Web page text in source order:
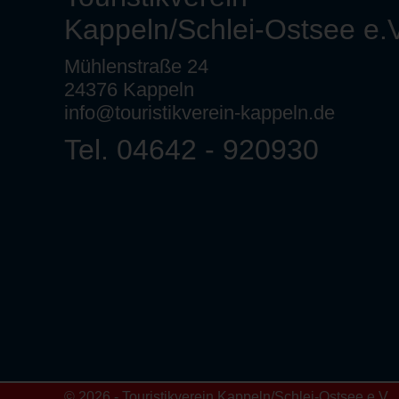
Kappeln/Schlei-Ostsee
Mühlenstraße 24
24376 Kappeln
info@touristikverein-kappeln.de
Tel. 04642 - 920930